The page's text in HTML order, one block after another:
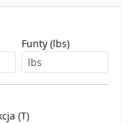
Funty (lbs)
(T)